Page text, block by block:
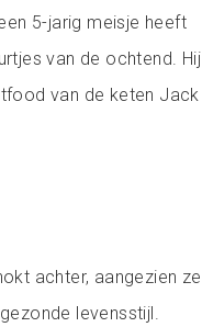
5-jarig meisje heeft
van de ochtend. Hij
van de keten Jack
achter, aangezien ze
levensstijl.